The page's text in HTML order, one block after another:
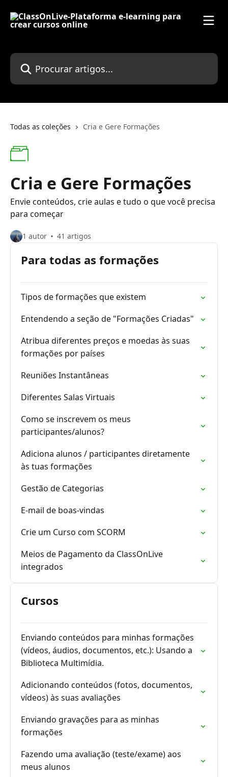
Procurar artigos...
Todas as coleções Cria e Gere Formações
Cria e Gere Formações
Envie conteúdos, crie aulas e tudo o que você precisa
para começar
1 autor 41 artigos
Para todas as formações
Tipos de formações que existem
Entendendo a seção de "Formações Criadas"
Atribua diferentes preços e moedas às suas
formações por países
Reuniões Instantâneas
Diferentes Salas Virtuais
Como se inscrevem os meus
participantes/alunos?
Adiciona alunos / participantes diretamente
às tuas formações
Gestão de Categorias
E-mail de boas-vindas
Crie um Curso com SCORM
Meios de Pagamento da ClassOnLive
integrados
Cursos
Enviando conteúdos para minhas formações
(vídeos, áudios, documentos, etc.): Usando a
Biblioteca Multimídia.
Adicionando conteúdos (fotos, documentos,
vídeos) às suas avaliações
Enviando gravações para as minhas
formações
Fazendo uma avaliação (teste/exame) aos
meus alunos